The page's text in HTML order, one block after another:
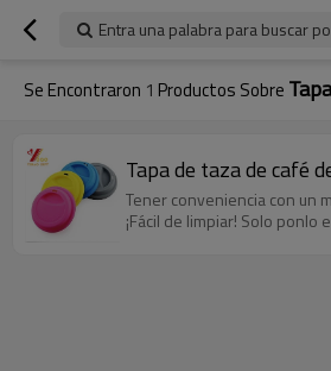
Entra una palabra para buscar
Se Encontraron 1 Productos Sobre
Tapa de taza de café
Tener conveniencia con un
¡Fácil de limpiar! Solo ponlo